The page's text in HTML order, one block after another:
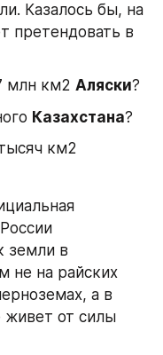
Казалось бы, на
претендовать в
млн км2 Аляски?
Казахстана?
км2
земли в
не на райских
а в
живет от силы